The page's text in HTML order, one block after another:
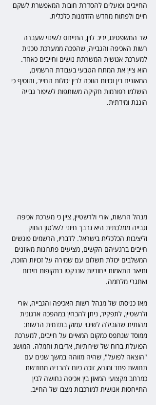
החייבים ופועלים להסדרת חובות המאפשרת לשקם
חיים ולפתוח מחדש הזדמנות כלכלית.
שר המשפטים, יריב לוין, התייחס לשינוי שעברה
רשות האכיפה והגבייה, שהפכה ממערכת טכנית
למערכת אנושית המשרתת נושים וחייבים כאחד.
הוא ציין את המתח הטבעי בעבודת הרשמים,
המאזנים בין זכויות הזוכה לבין יכולות החייב, והוסיף כי
הושלמו רפורמות חקיקה משותפות לשיפור גבייה
הוגנת ומידתית.
מנהל הרשות, אורי ולרשטיין, ציין כי מערכת אכיפה
וגבייה ממלכתית היא נדבך חיוני לשלטון החוק
וליציבות הכלכלית בישראל. לדבריו, הרשמים פוגשים
חייבים ברגעיהם הקשים, מציעים פתרונות מאוזנים
המשלבים יכולת תשלום עם שמירה על זכויות הזוכה,
ותיאר התאמות ייחודיות שננקטו בתקופות חירום
ואתגרי מלחמה.
מאז כניסתו של מנהל רשות האכיפה והגבייה, אורי
ולרשטיין, לתפקיד, ניתן להבחין במהפכה ארגונית
מהותית שהובילה לשינוי עמוק בתדמית הרשות:
ממוסד שנתפס כמקום המאיים על חייבים, למערכת
הפועלת ברוח של שירותיות, אדיבות וחמלה. המושג
"הוצאה לפועל", שהיה מזוהה במשך שנים עם
תחושת פחד ומורא, זוכה כיום להבניה מחודשת
כמרחב מקצועי המאזן בין אכיפה נחושה לבין
התייחסות אנושית למורכבות מצבו של החייב.